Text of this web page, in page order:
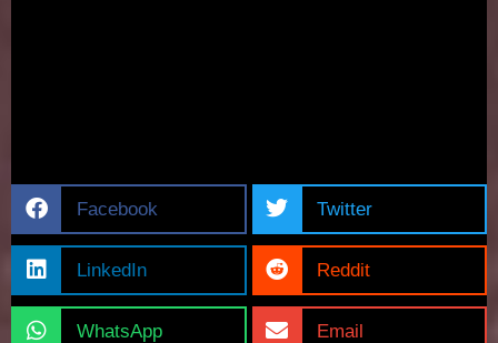
Facebook Twitter
LinkedIn Reddit
WhatsApp Email